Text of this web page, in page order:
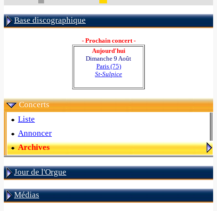
Base discographique
- Prochain concert -
Aujourd'hui
Dimanche 9 Août
Paris (75)
St-Sulpice
Concerts
Liste
Annoncer
Archives
Jour de l'Orgue
Médias